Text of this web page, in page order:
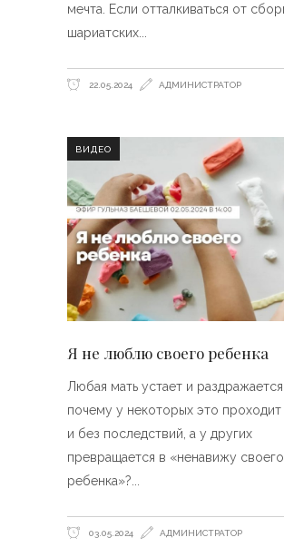
мечта. Если отталкиваться от
шариатских
22.05.2024 АДМИНИСТРАТОР
ВИДЕО
Я не люблю своего ребенка
Любая мать устает и
почему у некоторых это
и без последствий, а у других
превращается в «ненавижу своего
ребенка»?
03.05.2024 АДМИНИСТРАТОР